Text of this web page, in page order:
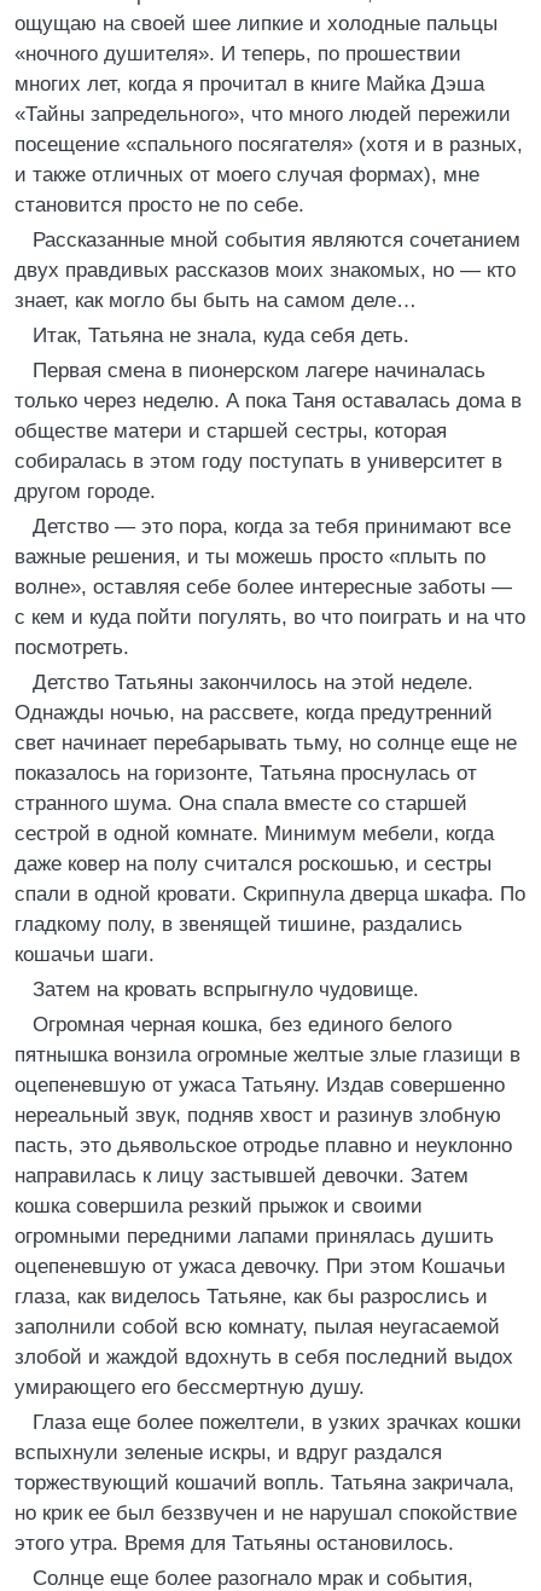
ощущаю на своей шее липкие и холодные пальцы
«ночного душителя». И теперь, по прошествии
многих лет, когда я прочитал в книге Майка Дэша
«Тайны запредельного», что много людей пережили
посещение «спального посягателя» (хотя и в разных,
и также отличных от моего случая формах), мне
становится просто не по себе.
Рассказанные мной события являются сочетанием
двух правдивых рассказов моих знакомых, но — кто
знает, как могло бы быть на самом деле…
Итак, Татьяна не знала, куда себя деть.
Первая смена в пионерском лагере начиналась
только через неделю. А пока Таня оставалась дома в
обществе матери и старшей сестры, которая
собиралась в этом году поступать в университет в
другом городе.
Детство — это пора, когда за тебя принимают все
важные решения, и ты можешь просто «плыть по
волне», оставляя себе более интересные заботы —
с кем и куда пойти погулять, во что поиграть и на что
посмотреть.
Детство Татьяны закончилось на этой неделе.
Однажды ночью, на рассвете, когда предутренний
свет начинает перебарывать тьму, но солнце еще не
показалось на горизонте, Татьяна проснулась от
странного шума. Она спала вместе со старшей
сестрой в одной комнате. Минимум мебели, когда
даже ковер на полу считался роскошью, и сестры
спали в одной кровати. Скрипнула дверца шкафа. По
гладкому полу, в звенящей тишине, раздались
кошачьи шаги.
Затем на кровать вспрыгнуло чудовище.
Огромная черная кошка, без единого белого
пятнышка вонзила огромные желтые злые глазищи в
оцепеневшую от ужаса Татьяну. Издав совершенно
нереальный звук, подняв хвост и разинув злобную
пасть, это дьявольское отродье плавно и неуклонно
направилась к лицу застывшей девочки. Затем
кошка совершила резкий прыжок и своими
огромными передними лапами принялась душить
оцепеневшую от ужаса девочку. При этом Кошачьи
глаза, как виделось Татьяне, как бы разрослись и
заполнили собой всю комнату, пылая неугасаемой
злобой и жаждой вдохнуть в себя последний выдох
умирающего его бессмертную душу.
Глаза еще более пожелтели, в узких зрачках кошки
вспыхнули зеленые искры, и вдруг раздался
торжествующий кошачий вопль. Татьяна закричала,
но крик ее был беззвучен и не нарушал спокойствие
этого утра. Время для Татьяны остановилось.
Солнце еще более разогнало мрак и события,